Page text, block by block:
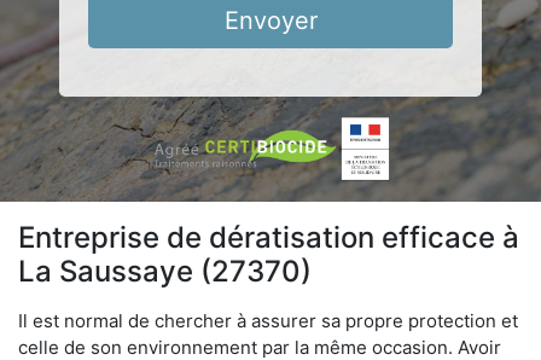
Envoyer
Entreprise de dératisation efficace à
La Saussaye (27370)
Il est normal de chercher à assurer sa propre protection et
celle de son environnement par la même occasion. Avoir